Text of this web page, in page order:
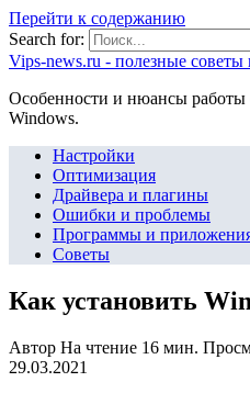
Перейти к содержанию
Search for:
Vips-news.ru - полезные советы
Особенности и нюансы работы
Windows.
Настройки
Оптимизация
Драйвера и плагины
Ошибки и проблемы
Программы и
Советы
Как установить
Автор На чтение 16 мин.
29.03.2021